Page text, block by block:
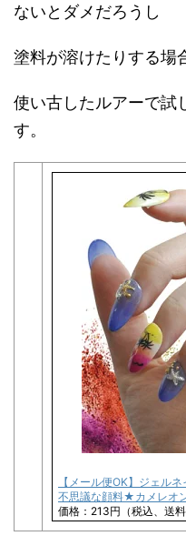
ないとダメだろうし
塗料が溶けたりする場
使い古したルアーで試
す。
【メール便OK】ジェル
不思議な顔料★カメレオ
価格：213円（税込、送